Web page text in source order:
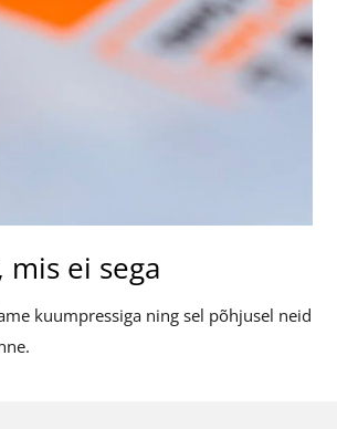
ei sega
kuumpressiga ning sel põhjusel neid